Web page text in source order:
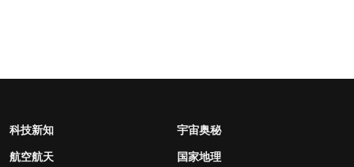
科技新知
宇宙奥秘
航空航天
国家地理